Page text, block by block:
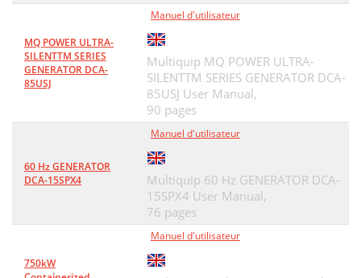
MQ POWER ULTRA-
SILENTTM SERIES
GENERATOR DCA-
85USJ
Manuel d'utilisateur
Multiquip MQ POWER ULTRA-
SILENTTM SERIES GENERATOR DCA-
85USJ User Manual,
90 pages
60 Hz GENERATOR
DCA-15SPX4
Manuel d'utilisateur
Multiquip 60 Hz GENERATOR DCA-
15SPX4 User Manual,
76 pages
750kW
Manuel d'utilisateur